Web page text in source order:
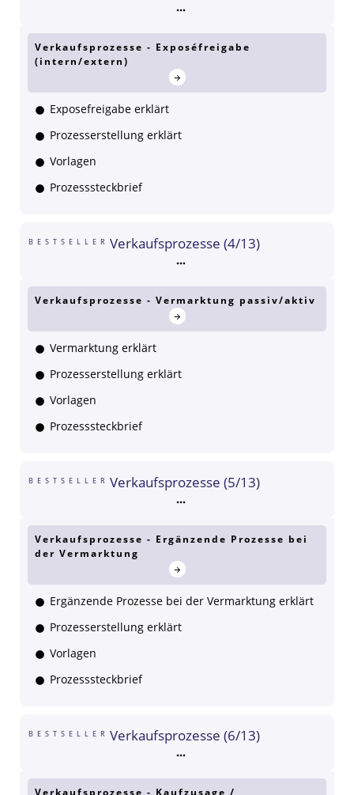
Verkaufsprozesse - Exposéfreigabe
(intern/extern)
Exposefreigabe erklärt
Prozesserstellung erklärt
Vorlagen
Prozesssteckbrief
BESTSELLER Verkaufsprozesse (4/13)
Verkaufsprozesse - Vermarktung passiv/aktiv
Vermarktung erklärt
Prozesserstellung erklärt
Vorlagen
Prozesssteckbrief
BESTSELLER Verkaufsprozesse (5/13)
Verkaufsprozesse - Ergänzende Prozesse bei
der Vermarktung
Ergänzende Prozesse bei der Vermarktung erklärt
Prozesserstellung erklärt
Vorlagen
Prozesssteckbrief
BESTSELLER Verkaufsprozesse (6/13)
Verkaufsprozesse - Kaufzusage /